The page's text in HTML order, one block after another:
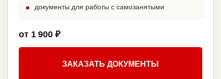
документы для работы с самозанятыми
от 1 900 ₽
ЗАКАЗАТЬ ДОКУМЕНТЫ